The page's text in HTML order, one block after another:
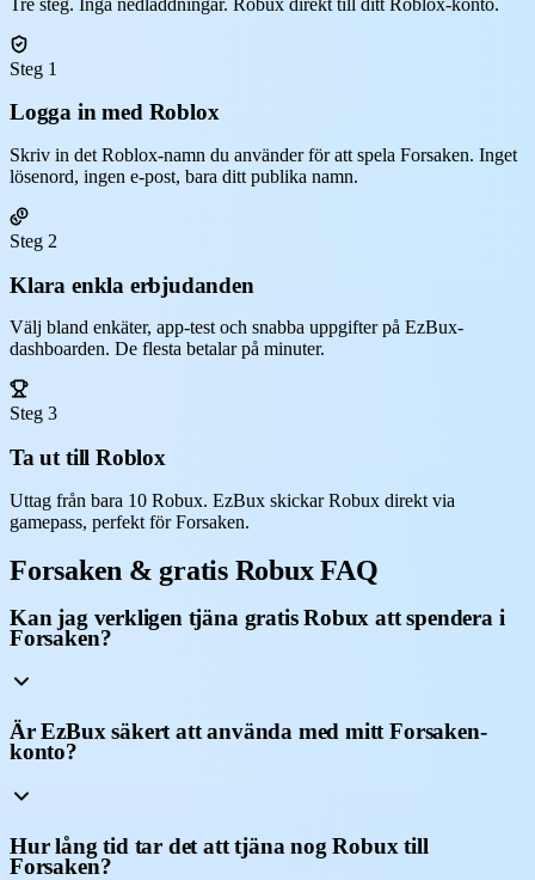
Steg 1
Logga in med Roblox
Skriv in det Roblox-namn du använder för att spela Forsaken. Inget
lösenord, ingen e-post, bara ditt publika namn.
Steg 2
Klara enkla erbjudanden
Välj bland enkäter, app-test och snabba uppgifter på EzBux-
dashboarden. De flesta betalar på minuter.
Steg 3
Ta ut till Roblox
Uttag från bara 10 Robux. EzBux skickar Robux direkt via
gamepass, perfekt för Forsaken.
Forsaken & gratis Robux FAQ
Kan jag verkligen tjäna gratis Robux att spendera i
Forsaken?
Är EzBux säkert att använda med mitt Forsaken-
konto?
Hur lång tid tar det att tjäna nog Robux till
Forsaken?